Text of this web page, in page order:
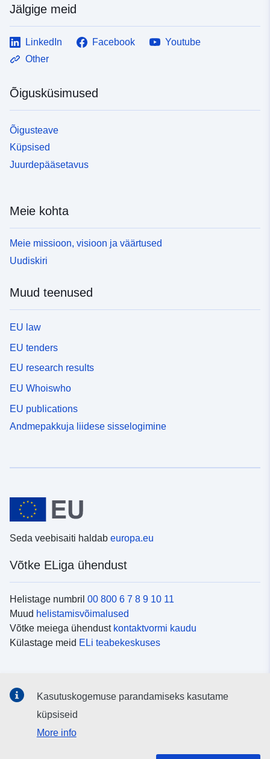
Jälgige meid
LinkedIn Facebook
Youtube
Other
Õigusküsimused
Õigusteave
Küpsised
Juurdepääsetavus
Meie kohta
Meie missioon, visioon ja väärtused
Uudiskiri
Muud teenused
EU law
EU tenders
EU research results
EU Whoiswho
EU publications
Andmepakkuja liidese sisselogimine
Seda veebisaiti haldab europa.eu
Võtke ELiga ühendust
Helistage numbril 00 800 6 7 8 9 10 11
Muud helistamisvõimalused
Võtke meiega ühendust kontaktvormi kaudu
Külastage meid ELi teabekeskuses
Otsige ELi teavet
Kasutuskogemuse parandamiseks kasutame
küpsiseid
More info